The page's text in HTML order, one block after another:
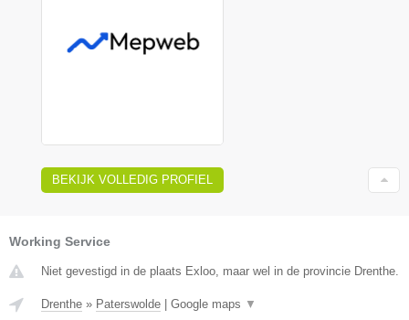
BEKIJK VOLLEDIG PROFIEL
Working Service
Niet gevestigd in de plaats Exloo, maar wel in de provincie Drenthe.
Drenthe » Paterswolde Google maps ▼